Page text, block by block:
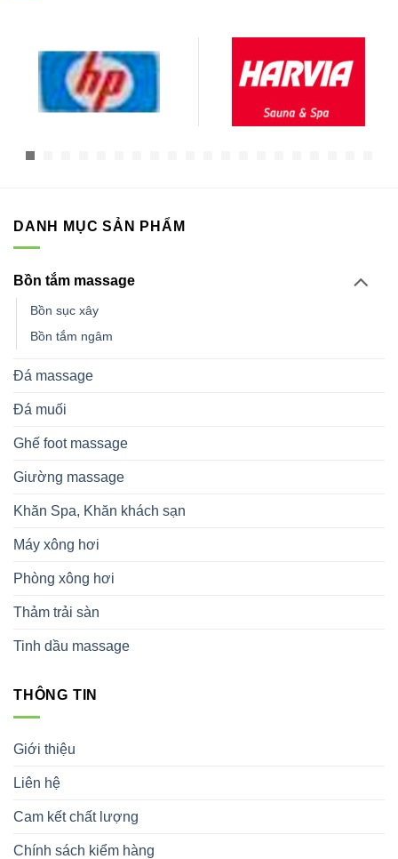
DANH MỤC SẢN PHẨM
Bồn tắm massage
Bồn sục xây
Bồn tắm ngâm
Đá massage
Đá muối
Ghế foot massage
Giường massage
Khăn Spa, Khăn khách sạn
Máy xông hơi
Phòng xông hơi
Thảm trải sàn
Tinh dầu massage
THÔNG TIN
Giới thiệu
Liên hệ
Cam kết chất lượng
Chính sách kiểm hàng